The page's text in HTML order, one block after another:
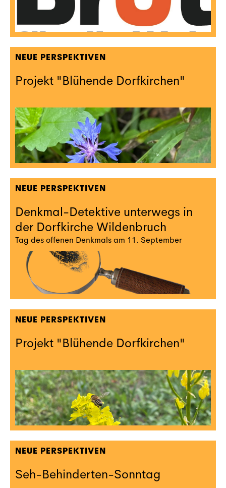
NEUE PERSPEKTIVEN
Projekt "Blühende Dorfkirchen"
NEUE PERSPEKTIVEN
Denkmal-Detektive unterwegs in
der Dorfkirche Wildenbruch
Tag des offenen Denkmals am 11. September
NEUE PERSPEKTIVEN
Projekt "Blühende Dorfkirchen"
NEUE PERSPEKTIVEN
Seh-Behinderten-Sonntag